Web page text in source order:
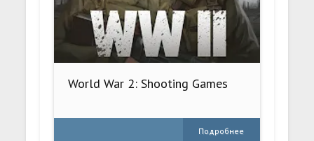
World War 2: Shooting Games
Подробнее